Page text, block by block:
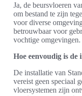
Ja, de beursvloeren
om bestand te zijn
voor diverse
betrouwbaar voor
vochtige omgevingen.
Hoe eenvoudig is de
De installatie van
vereist geen speciaal
vloersystemen zijn